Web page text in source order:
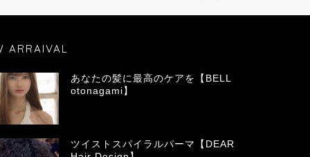
ARRAIVAL
あなたの髪に最高のケアを【BELL
otonagami】
ツイストスパイラルパーマ【DEAR